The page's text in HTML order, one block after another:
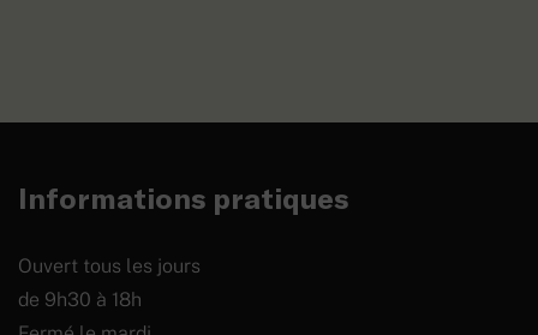
Informations pratiques
Ouvert tous les jours
de 9h30 à 18h